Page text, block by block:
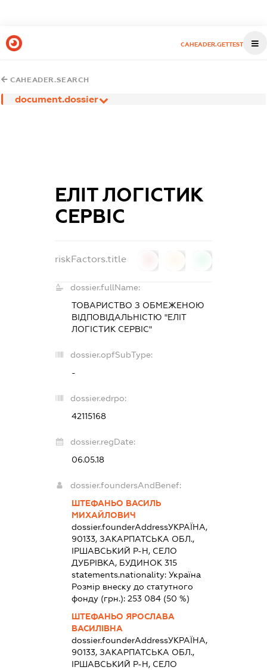
CAHEADER.GETTEST
CAHEADER.SEARCH
document.dossier
ЕЛІТ ЛОГІСТИК
СЕРВІС
riskFactors.title
dossier.fullName:
ТОВАРИСТВО З ОБМЕЖЕНОЮ
ВІДПОВІДАЛЬНІСТЮ "ЕЛІТ
ЛОГІСТИК СЕРВІС"
dossier.opfSubType:
-
dossier.edrpo:
42115168
dossier.regDate:
06.05.18
dossier.foundersAndBenef:
ШТЕФАНЬО ВАСИЛЬ
МИХАЙЛОВИЧ
dossier.founderAddressУКРАЇНА,
90133, ЗАКАРПАТСЬКА ОБЛ.,
ІРШАВСЬКИЙ Р-Н, СЕЛО
ДУБРІВКА, БУДИНОК 315
statements.nationality: Україна
Розмір внеску до статутного
фонду (грн.): 253 084(50 %)
ШТЕФАНЬО ЯРОСЛАВА
ВАСИЛІВНА
dossier.founderAddressУКРАЇНА,
90133, ЗАКАРПАТСЬКА ОБЛ.,
ІРШАВСЬКИЙ Р-Н, СЕЛО